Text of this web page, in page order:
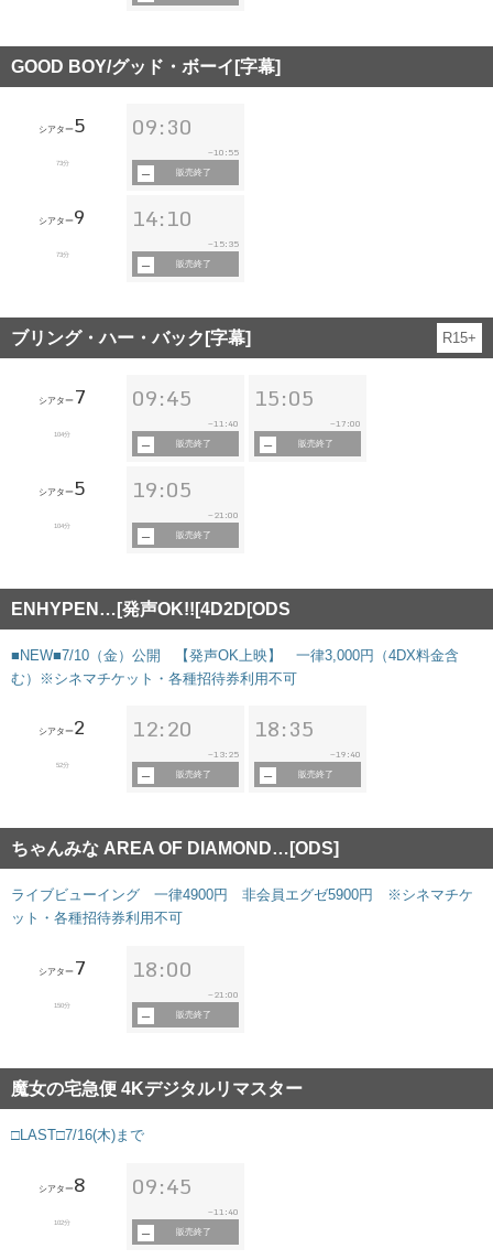
GOOD BOY/グッド・ボーイ[字幕]
シアター5
73分
09:30
~10:55
販売終了
シアター9
73分
14:10
~15:35
販売終了
ブリング・ハー・バック[字幕] R15+
シアター 7
104分
09:45
~11:40
販売終了
15:05
~17:00
販売終了
シアター5
104分
19:05
~ 21:00
販売終了
ENHYPEN…[発声OK!![4D2D[ODS
■NEW■7/10（金）公開 【発声OK上映】 一律3,000円（4DX料金含
む）※シネマチケット・各種招待券利用不可
シアター2
52分
12:20
~13:25
販売終了
18:35
~19:40
販売終了
ちゃんみな AREA OF DIAMOND…[ODS]
ライブビューイング 一律4900円 非会員エグゼ5900円 ※シネマチケ
ット・各種招待券利用不可
シアター 7
150分
18:00
~ 21:00
販売終了
魔女の宅急便 4Kデジタルリマスター
□LAST□7/16(木)まで
シアター8
102分
09:45
~ 11:40
販売終了